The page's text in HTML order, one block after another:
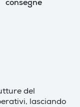
consegne
del
lasciando